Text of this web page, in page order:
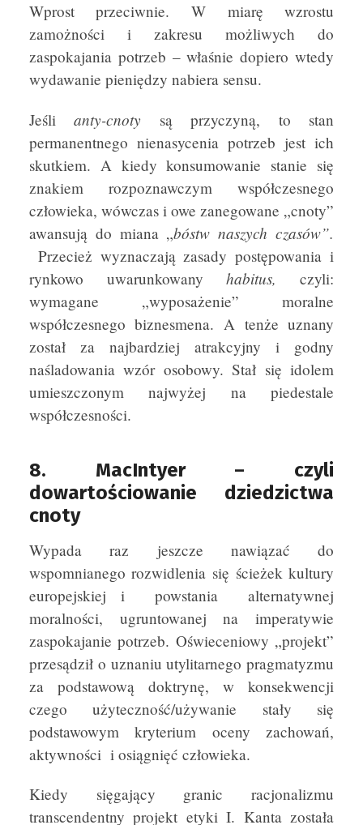
Wprost przeciwnie. W miarę wzrostu
zamożności i zakresu możliwych do
zaspokajania potrzeb – właśnie dopiero wtedy
wydawanie pieniędzy nabiera sensu.
Jeślianty-cnoty są przyczyną, to stan
permanentnego nienasycenia potrzeb jest ich
skutkiem. A kiedy konsumowanie stanie się
znakiem rozpoznawczym współczesnego
człowieka, wówczas i owe zanegowane „cnoty”
awansują do miana „bóstw naszych czasów”.
Przecież wyznaczają zasady postępowania i
rynkowo uwarunkowanyhabitus,czyli:
wymagane „wyposażenie” moralne
współczesnego biznesmena. A tenże uznany
został za najbardziej atrakcyjny i godny
naśladowania wzór osobowy. Stał się idolem
umieszczonym najwyżej na piedestale
współczesności.
8. MacIntyer – czyli
dowartościowanie dziedzictwa
cnoty
Wypada raz jeszcze nawiązać do
wspomnianego rozwidlenia się ścieżek kultury
europejskiej i powstania alternatywnej
moralności, ugruntowanej na imperatywie
zaspokajanie potrzeb. Oświeceniowy „projekt”
przesądził o uznaniu utylitarnego pragmatyzmu
za podstawową doktrynę, w konsekwencji
czego użyteczność/używanie stały się
podstawowym kryterium oceny zachowań,
aktywności i osiągnięć człowieka.
Kiedy sięgający granic racjonalizmu
transcendentny projekt etyki I. Kanta została